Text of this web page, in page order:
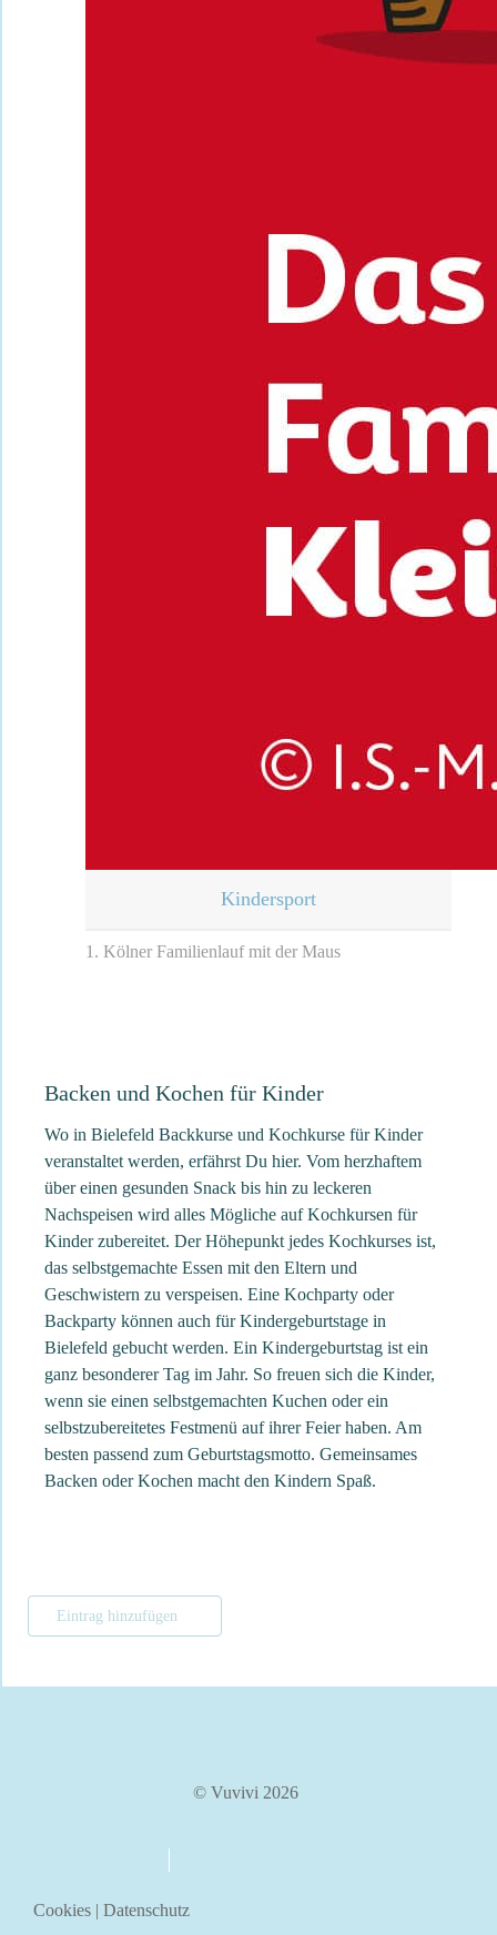
Kindersport
1. Kölner Familienlauf mit der Maus
Backen und Kochen für Kinder
Wo in Bielefeld Backkurse und Kochkurse für Kinder
veranstaltet werden, erfährst Du hier. Vom herzhaftem
über einen gesunden Snack bis hin zu leckeren
Nachspeisen wird alles Mögliche auf Kochkursen für
Kinder zubereitet. Der Höhepunkt jedes Kochkurses ist,
das selbstgemachte Essen mit den Eltern und
Geschwistern zu verspeisen. Eine Kochparty oder
Backparty können auch für Kindergeburtstage in
Bielefeld gebucht werden. Ein Kindergeburtstag ist ein
ganz besonderer Tag im Jahr. So freuen sich die Kinder,
wenn sie einen selbstgemachten Kuchen oder ein
selbstzubereitetes Festmenü auf ihrer Feier haben. Am
besten passend zum Geburtstagsmotto. Gemeinsames
Backen oder Kochen macht den Kindern Spaß.
Eintrag hinzufügen
© Vuvivi 2026
Cookies | Datenschutz